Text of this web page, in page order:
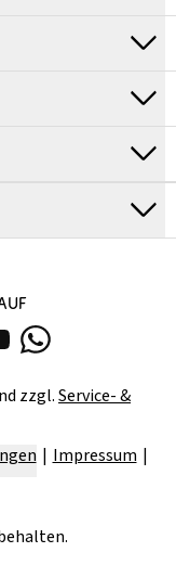
zzgl.Service- &
Impressum